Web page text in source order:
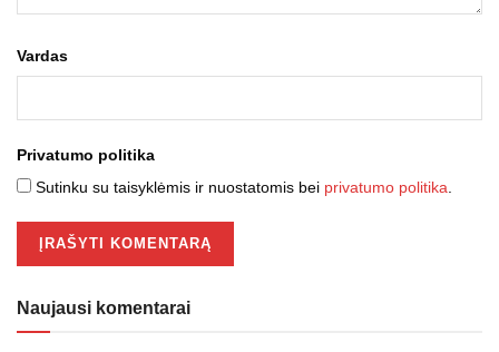
Vardas
Privatumo politika
Sutinku su taisyklėmis ir nuostatomis bei privatumo politika
Naujausi komentarai